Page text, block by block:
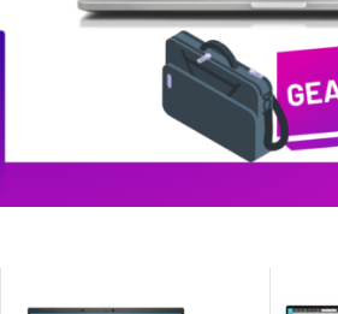
DISCOUNT special la